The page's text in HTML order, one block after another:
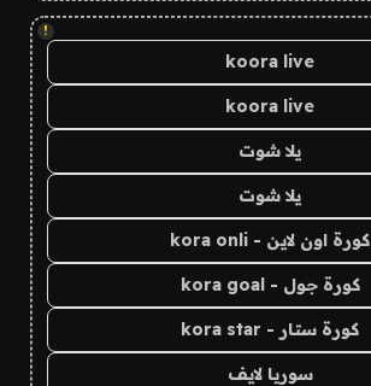
!
koora live
koora live
يلا شوت
يلا شوت
كورة اون لاين - kora onli
كورة جول - kora goal
كورة ستار - kora star
سوريا لايف